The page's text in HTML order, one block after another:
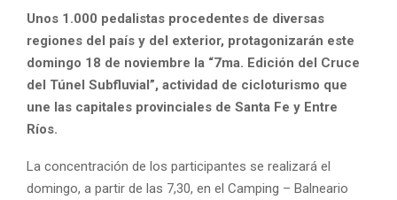
Unos 1.000 pedalistas procedentes de diversas
regiones del país y del exterior, protagonizarán este
domingo 18 de noviembre la “7ma. Edición del Cruce
del Túnel Subfluvial”, actividad de cicloturismo que
une las capitales provinciales de Santa Fe y Entre
Ríos.
La concentración de los participantes se realizará el
domingo, a partir de las 7,30, en el Camping – Balneario